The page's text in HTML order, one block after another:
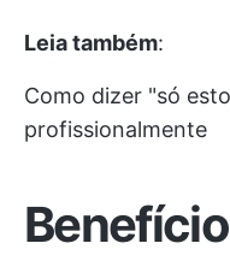
Leia também:
Como dizer "só
profissionalmente